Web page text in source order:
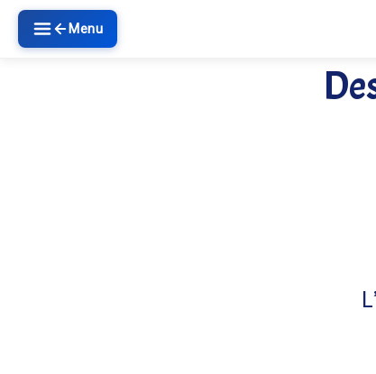
Menu